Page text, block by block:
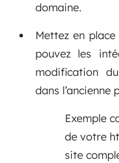
domaine.
Mettez en
pouvez les
modification
dans l’ancienne
Exemple
de votre
site